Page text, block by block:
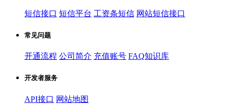
短信接口 短信平台 工资条短信 网站短信接口
常见问题
开通流程 公司简介 充值账号 FAQ知识库
开发者服务
API接口 网站地图